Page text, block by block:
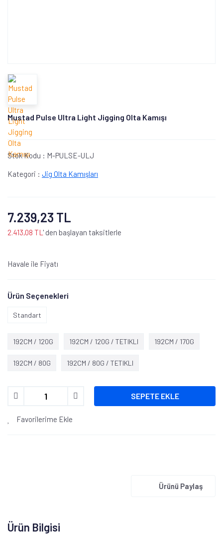
Mustad Pulse Ultra Light Jigging Olta Kamışı
Stok Kodu : M-PULSE-ULJ
Kategori : Jig Olta Kamışları
7.239,23 TL
2.413,08 TL ' den başlayan taksitlerle
Havale ile Fiyatı
Ürün Seçenekleri
Standart
192CM / 120G 192CM / 120G / TETIKLI 192CM / 170G
192CM / 80G 192CM / 80G / TETIKLI
SEPETE EKLE
Favorilerime Ekle
Ürünü Paylaş
Ürün Bilgisi